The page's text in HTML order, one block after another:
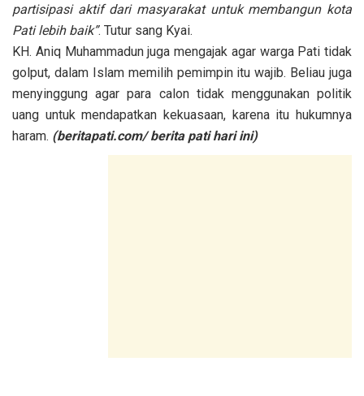
partisipasi aktif dari masyarakat untuk membangun kota
Pati lebih baik”. Tutur sang Kyai.
KH. Aniq Muhammadun juga mengajak agar warga Pati tidak
golput, dalam Islam memilih pemimpin itu wajib. Beliau juga
menyinggung agar para calon tidak menggunakan politik
uang untuk mendapatkan kekuasaan, karena itu hukumnya
haram. (beritapati.com/ berita pati hari ini)